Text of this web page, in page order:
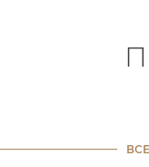
ВСЕ